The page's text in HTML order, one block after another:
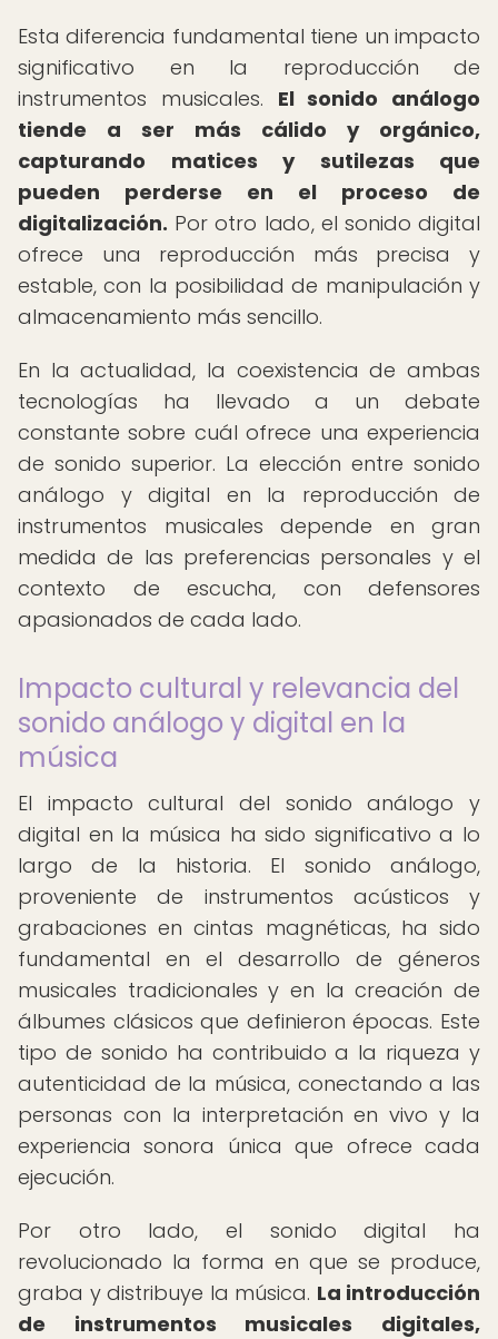
Esta diferencia fundamental tiene un impacto
significativo en la reproducción de
instrumentos musicales. El sonido análogo
tiende a ser más cálido y orgánico,
capturando matices y sutilezas que
pueden perderse en el proceso de
digitalización. Por otro lado, el sonido digital
ofrece una reproducción más precisa y
estable, con la posibilidad de manipulación y
almacenamiento más sencillo.
En la actualidad, la coexistencia de ambas
tecnologías ha llevado a un debate
constante sobre cuál ofrece una experiencia
de sonido superior. La elección entre sonido
análogo y digital en la reproducción de
instrumentos musicales depende en gran
medida de las preferencias personales y el
contexto de escucha, con defensores
apasionados de cada lado.
Impacto cultural y relevancia del
sonido análogo y digital en la
música
El impacto cultural del sonido análogo y
digital en la música ha sido significativo a lo
largo de la historia. El sonido análogo,
proveniente de instrumentos acústicos y
grabaciones en cintas magnéticas, ha sido
fundamental en el desarrollo de géneros
musicales tradicionales y en la creación de
álbumes clásicos que definieron épocas. Este
tipo de sonido ha contribuido a la riqueza y
autenticidad de la música, conectando a las
personas con la interpretación en vivo y la
experiencia sonora única que ofrece cada
ejecución.
Por otro lado, el sonido digital ha
revolucionado la forma en que se produce,
graba y distribuye la música. La introducción
de instrumentos musicales digitales,